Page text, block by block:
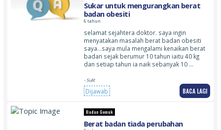
Sukar untuk mengurangkan berat
badan obesiti
6 tahun
selamat sejahtera doktor. saya ingin
menyatakan masalah berat badan obesiti
saya…saya mula mengalami kenaikan berat
badan sejak berumur 10 tahun iaitu 40 kg
dan setiap tahun ia naik sebanyak 10 …
- Sulit
Dijawab BACA LAGI
Badan Gemuk
Berat badan tiada perubahan